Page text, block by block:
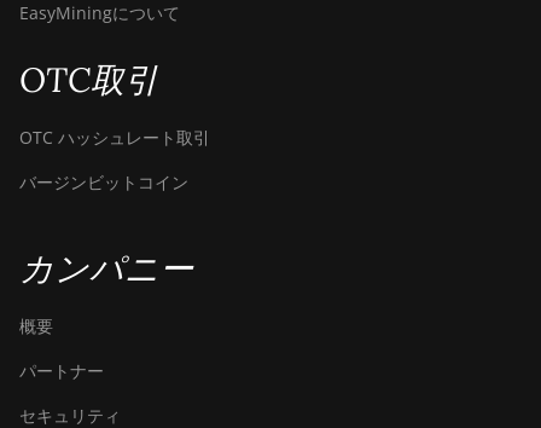
EasyMiningについて
OTC取引
OTC ハッシュレート取引
バージンビットコイン
カンパニー
概要
パートナー
セキュリティ